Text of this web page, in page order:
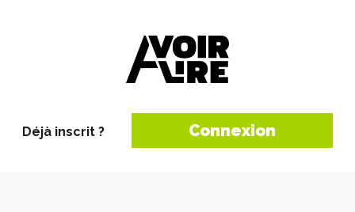
Déjà inscrit ? Connexion